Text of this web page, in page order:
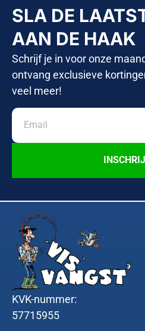
SLA DE
AAN DE HAAK
Schrijf je in voor onze
ontvang exclusieve
veel meer!
KVK-nummer:
57715955